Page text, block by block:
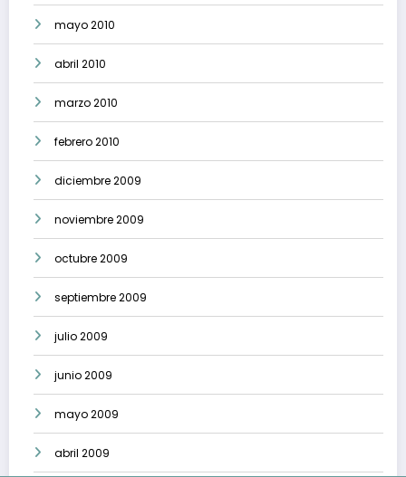
mayo 2010
abril 2010
marzo 2010
febrero 2010
diciembre 2009
noviembre 2009
octubre 2009
septiembre 2009
julio 2009
junio 2009
mayo 2009
abril 2009